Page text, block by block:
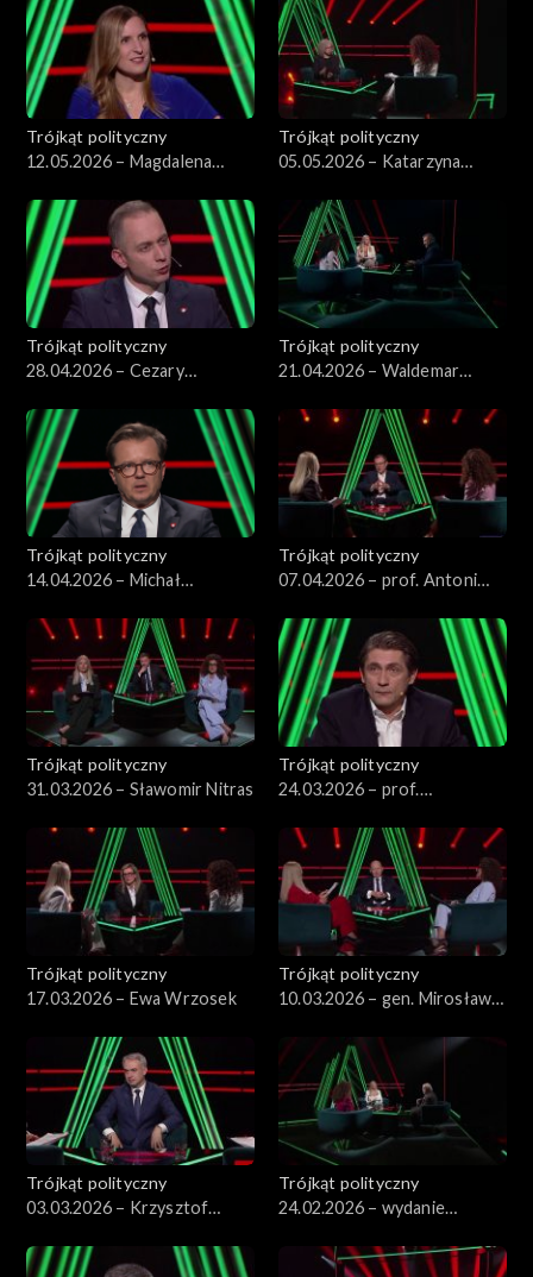
Trójkąt polityczny
12.05.2026 – Magdalena
Trójkąt polityczny
05.05.2026 – Katarzyna
Trójkąt polityczny
28.04.2026 – Cezary
Trójkąt polityczny
21.04.2026 – Waldemar
Trójkąt polityczny
14.04.2026 – Michał
Trójkąt polityczny
07.04.2026 – prof. Antoni
Trójkąt polityczny
31.03.2026 – Sławomir Nitras
Trójkąt polityczny
24.03.2026 – prof.
Trójkąt polityczny
17.03.2026 – Ewa Wrzosek
Trójkąt polityczny
10.03.2026 – gen. Mirosław
Trójkąt polityczny
03.03.2026 – Krzysztof
Trójkąt polityczny
24.02.2026 – wydanie